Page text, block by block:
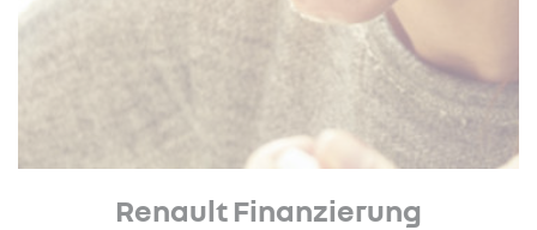
Renault Finanzierung